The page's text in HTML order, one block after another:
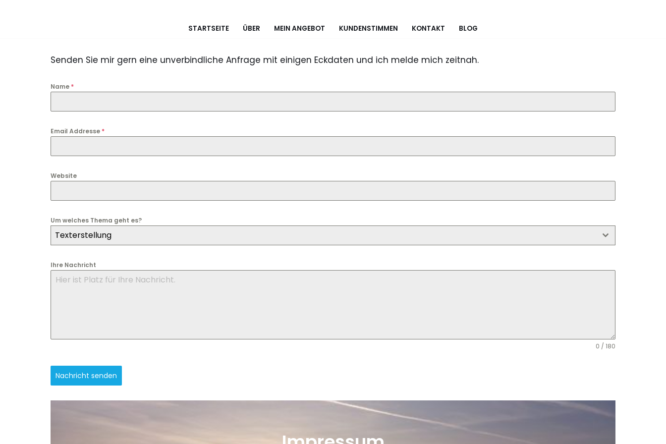
STARTSEITE ÜBER MEIN ANGEBOT KUNDENSTIMMEN KONTAKT BLOG
Senden Sie mir gern eine unverbindliche Anfrage mit einigen Eckdaten und ich melde mich zeitnah.
Name *
Email Addresse *
Website
Um welches Thema geht es?
Texterstellung
Ihre Nachricht
0 / 180
Nachricht senden